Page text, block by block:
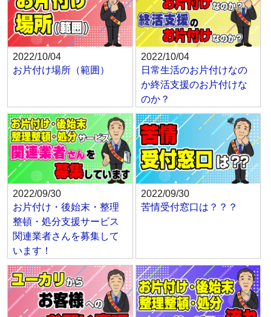
2022/10/04
お片付け場所（範囲）
2022/10/04
日常生活のお片付けなの
か終活支援のお片付けな
のか？
2022/09/30
お片付け・後始末・整理
整頓・処分支援サービス
関連業者さんを募集して
います！
2022/09/30
苦情受付窓口は？？？